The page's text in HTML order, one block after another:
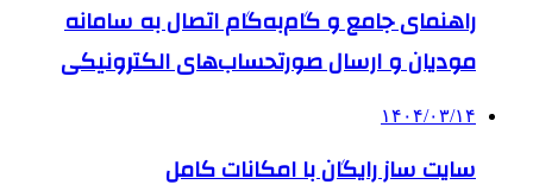
راهنمای جامع و گام‌به‌گام اتصال به سامانه
مودیان و ارسال صورتحساب‌های الکترونیکی
۱۴۰۴/۰۳/۱۴
سایت ساز رایگان با امکانات کامل